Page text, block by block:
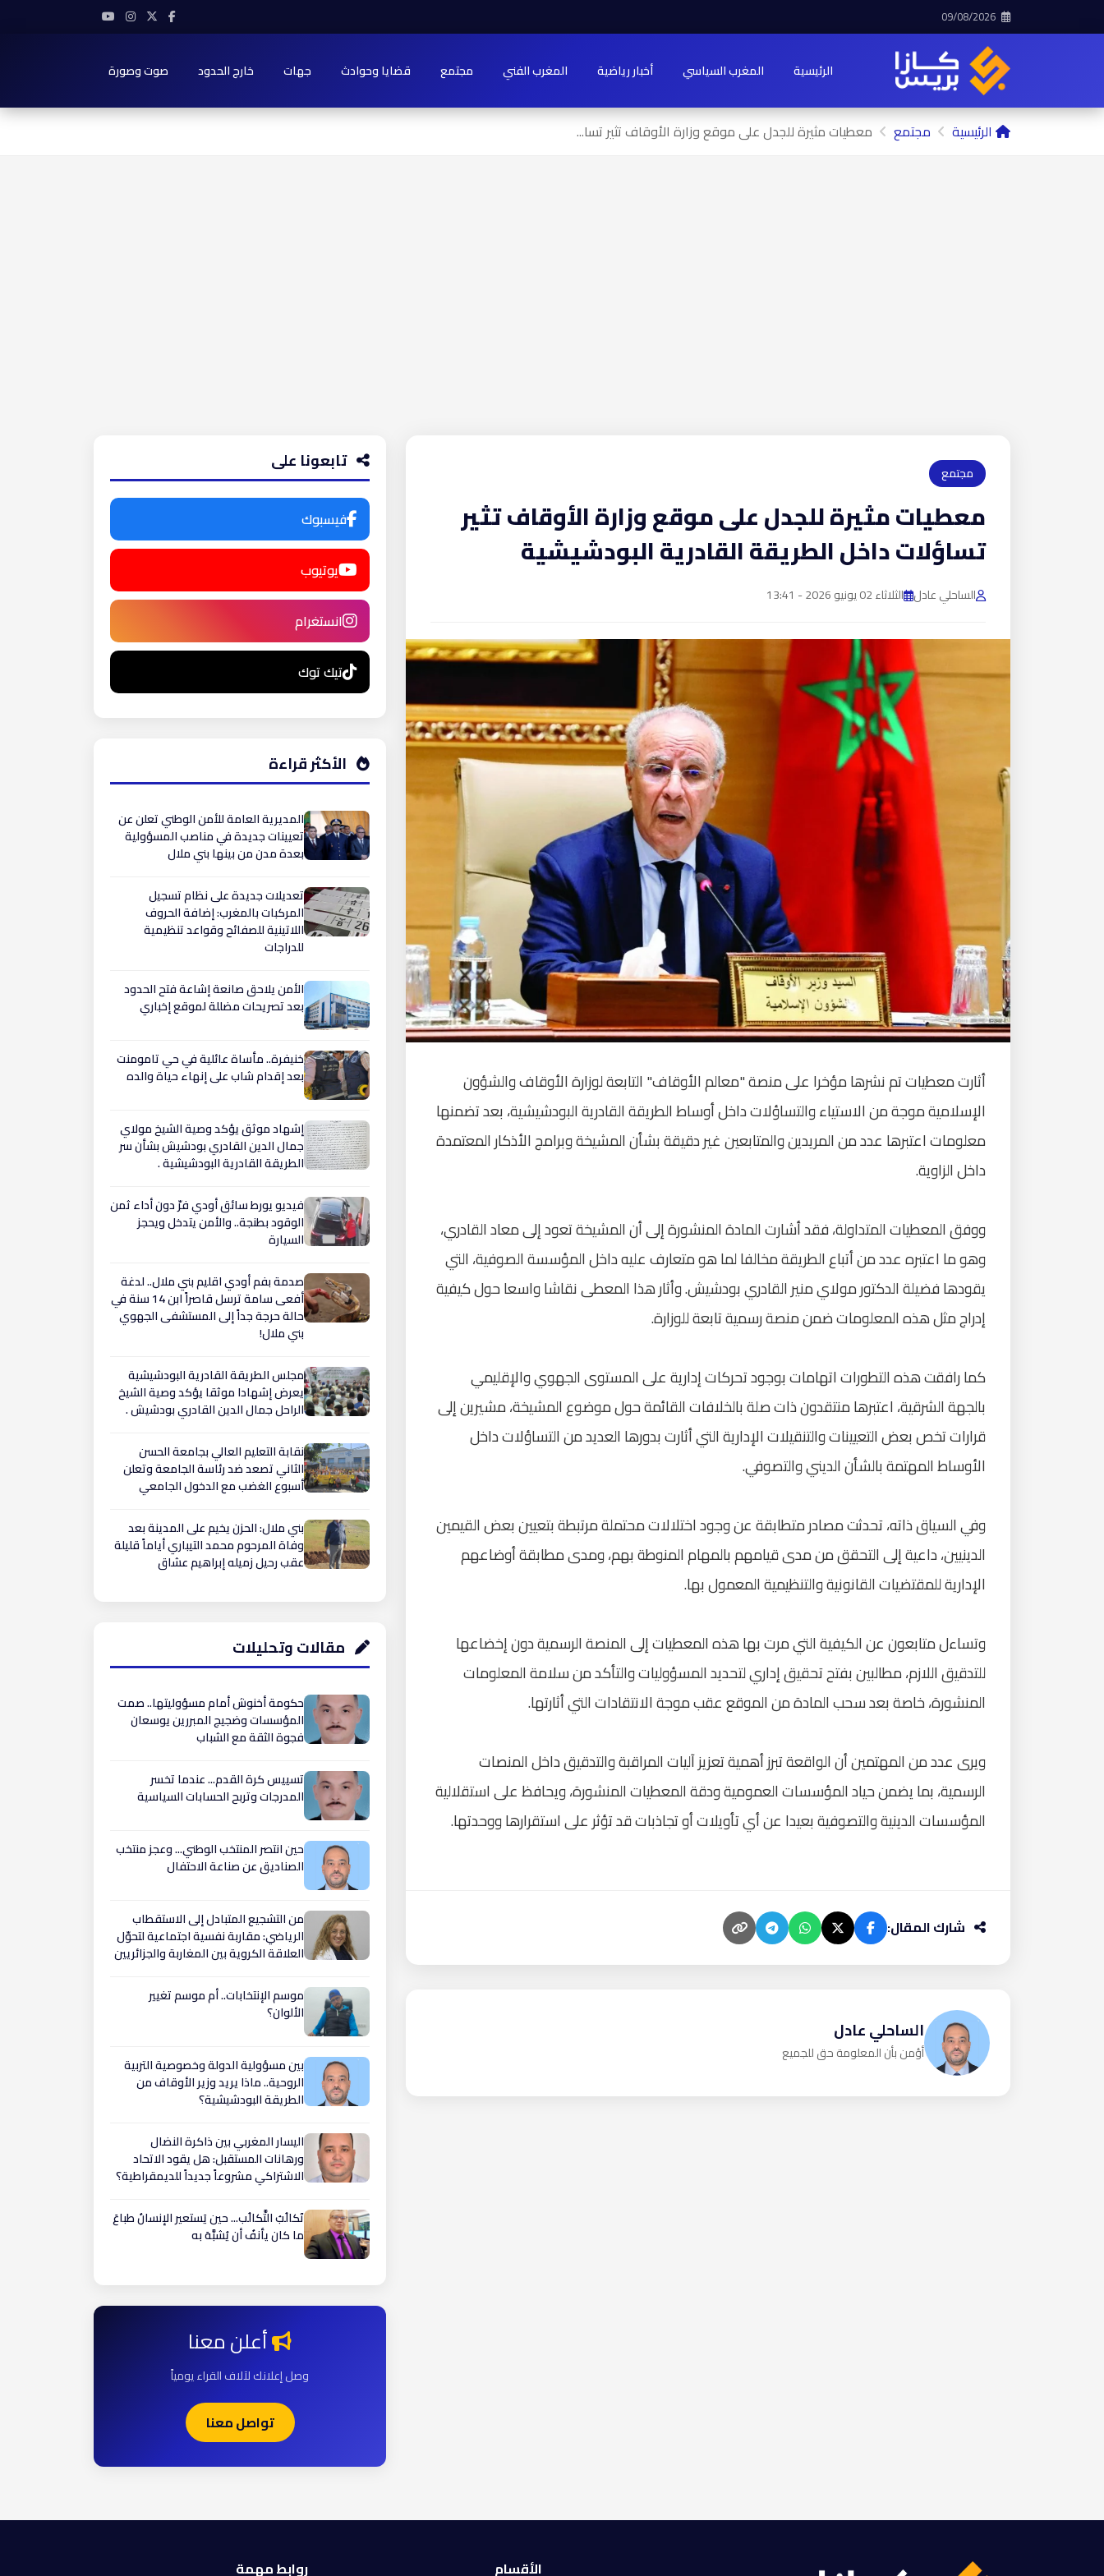
الرئيسية المغرب السياسي أخبار رياضية المغرب الفني مجتمع قضايا وحوادث جهات خارج الحدود صوت وصورة
الرئيسية مجتمع معطيات مثيرة للجدل على موقع وزارة الأوقاف تثير تسا...
مجتمع
معطيات مثيرة للجدل على موقع وزارة الأوقاف تثير
تساؤلات داخل الطريقة القادرية البودشيشية
الساحلي عادل الثلاثاء 02 يونيو 2026 - 13:41
أثارت معطيات تم نشرها مؤخرا على منصة "معالم الأوقاف" التابعة لوزارة الأوقاف والشؤون
الإسلامية موجة من الاستياء والتساؤلات داخل أوساط الطريقة القادرية البودشيشية، بعد تضمنها
معلومات اعتبرها عدد من المريدين والمتابعين غير دقيقة بشأن المشيخة وبرامج الأذكار المعتمدة
داخل الزاوية.
ووفق المعطيات المتداولة، فقد أشارت المادة المنشورة إلى أن المشيخة تعود إلى معاد القادري،
وهو ما اعتبره عدد من أتباع الطريقة مخالفا لما هو متعارف عليه داخل المؤسسة الصوفية، التي
يقودها فضيلة الدكتور مولاي منير القادري بودشيش. وأثار هذا المعطى نقاشا واسعا حول كيفية
إدراج مثل هذه المعلومات ضمن منصة رسمية تابعة للوزارة.
كما رافقت هذه التطورات اتهامات بوجود تحركات إدارية على المستوى الجهوي والإقليمي
بالجهة الشرقية، اعتبرها منتقدون ذات صلة بالخلافات القائمة حول موضوع المشيخة، مشيرين إلى
قرارات تخص بعض التعيينات والتنقيلات الإدارية التي أثارت بدورها العديد من التساؤلات داخل
الأوساط المهتمة بالشأن الديني والتصوفي.
وفي السياق ذاته، تحدثت مصادر متطابقة عن وجود اختلالات محتملة مرتبطة بتعيين بعض القيمين
الدينيين، داعية إلى التحقق من مدى قيامهم بالمهام المنوطة بهم، ومدى مطابقة أوضاعهم
الإدارية للمقتضيات القانونية والتنظيمية المعمول بها.
وتساءل متابعون عن الكيفية التي مرت بها هذه المعطيات إلى المنصة الرسمية دون إخضاعها
للتدقيق اللازم، مطالبين بفتح تحقيق إداري لتحديد المسؤوليات والتأكد من سلامة المعلومات
المنشورة، خاصة بعد سحب المادة من الموقع عقب موجة الانتقادات التي أثارتها.
ويرى عدد من المهتمين أن الواقعة تبرز أهمية تعزيز آليات المراقبة والتدقيق داخل المنصات
الرسمية، بما يضمن حياد المؤسسات العمومية ودقة المعطيات المنشورة، ويحافظ على استقلالية
المؤسسات الدينية والتصوفية بعيدا عن أي تأويلات أو تجاذبات قد تؤثر على استقرارها ووحدتها.
شارك المقال:
الساحلي عادل
أؤمن بأن المعلومة حق للجميع
تابعونا على
فيسبوك
يوتيوب
انستغرام
تيك توك
الأكثر قراءة
المديرية العامة للأمن الوطني تعلن عن
تعيينات جديدة في مناصب المسؤولية
بعدة مدن من بينها بني ملال
تعديلات جديدة على نظام تسجيل
المركبات بالمغرب: إضافة الحروف
اللاتينية للصفائح وقواعد تنظيمية
للدراجات
الأمن يلاحق صانعة إشاعة فتح الحدود
بعد تصريحات مضللة لموقع إخباري
​خنيفرة.. مأساة عائلية في حي تامومنت
بعد إقدام شاب على إنهاء حياة والده
إشهاد موثق يؤكد وصية الشيخ مولاي
جمال الدين القادري بودشيش بشأن سر
الطريقة القادرية البودشيشية .
فيديو يورط سائق أودي فرّ دون أداء ثمن
الوقود بطنجة.. والأمن يتدخل ويحجز
السيارة
صدمة بفم أودي اقليم بني ملال.. لدغة
أفعى سامة ترسل قاصراً ابن 14 سنة في
حالة حرجة جداً إلى المستشفى الجهوي
بني ملال!
مجلس الطريقة القادرية البودشيشية
يعرض إشهادا موثقا يؤكد وصية الشيخ
الراحل جمال الدين القادري بودشيش .
نقابة التعليم العالي بجامعة الحسن
الثاني تصعد ضد رئاسة الجامعة وتعلن
أسبوع الغضب مع الدخول الجامعي
بني ملال: الحزن يخيم على المدينة بعد
وفاة المرحوم محمد التيباري أياماً قليلة
عقب رحيل زميله إبراهيم عشاق ​
مقالات وتحليلات
حكومة أخنوش أمام مسؤوليتها.. صمت
المؤسسات وضجيج المبررين يوسعان
فجوة الثقة مع الشباب
تسييس كرة القدم... عندما تخسر
المدرجات وتربح الحسابات السياسية
حين انتصر المنتخب الوطني... وعجز منتخب
الصناديق عن صناعة الاحتفال
من التشجيع المتبادل إلى الاستقطاب
الرياضي: مقاربة نفسية اجتماعية لتحوّل
العلاقة الكروية بين المغاربة والجزائريين
موسم الإنتخابات.. أم موسم تغيير
الألوان؟
بين مسؤولية الدولة وخصوصية التربية
الروحية.. ماذا يريد وزير الأوقاف من
الطريقة البودشيشية؟
اليسار المغربي بين ذاكرة النضال
ورهانات المستقبل: هل يقود الاتحاد
الاشتراكي مشروعاً جديداً للديمقراطية؟
تَكالُبُ التَّكالُب... حين يَستعير الإنسانُ طباعَ
ما كان يأنفُ أن يُشبَّهَ به
أعلن معنا
وصل إعلانك لآلاف القراء يومياً
تواصل معنا
الأقسام روابط مهمة